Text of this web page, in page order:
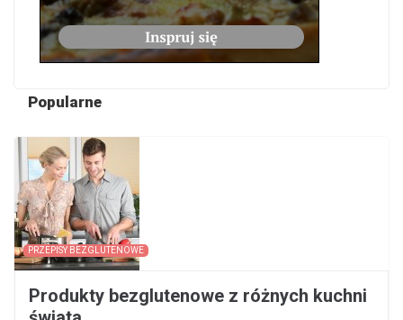
Popularne
PRZEPISY BEZGLUTENOWE
Produkty bezglutenowe z różnych kuchni